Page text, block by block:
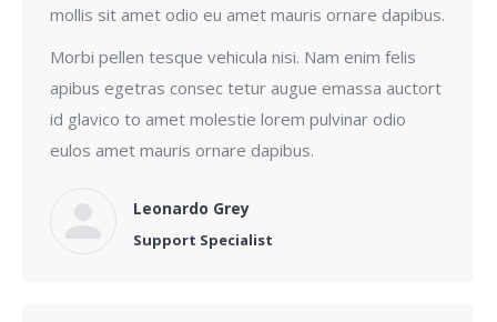
mollis sit amet odio eu amet mauris ornare dapibus.
Morbi pellen tesque vehicula nisi. Nam enim felis
apibus egetras consec tetur augue emassa auctort
id glavico to amet molestie lorem pulvinar odio
eulos amet mauris ornare dapibus.
Leonardo Grey
Support Specialist